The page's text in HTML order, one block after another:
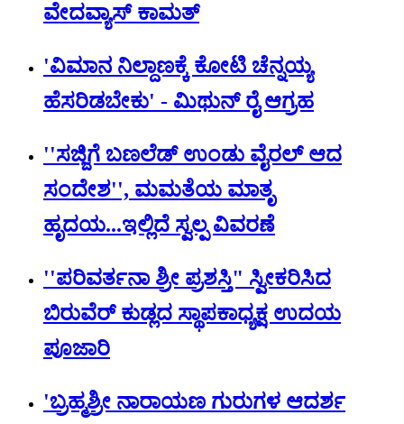
ವೇದವ್ಯಾಸ್ ಕಾಮತ್
'ವಿಮಾನ ನಿಲ್ದಾಣಕ್ಕೆ ಕೋಟಿ ಚೆನ್ನಯ್ಯ
ಹೆಸರಿಡಬೇಕು' - ಮಿಥುನ್ ರೈ ಆಗ್ರಹ
''ಸಜ್ಜಿಗೆ ಬಣಲೆಡ್ ಉಂಡು ವೈರಲ್ ಆದ
ಸಂದೇಶ'', ಮಮತೆಯ ಮಾತೃ
ಹೃದಯ...ಇಲ್ಲಿದೆ ಸ್ವಲ್ಪ ವಿವರಣೆ
''ಪರಿವರ್ತನಾ ಶ್ರೀ ಪ್ರಶಸ್ತಿ" ಸ್ವೀಕರಿಸಿದ
ಬಿರುವೆರ್ ಕುಡ್ಲದ ಸ್ಥಾಪಕಾಧ್ಯಕ್ಷ ಉದಯ
ಪೂಜಾರಿ
'ಬ್ರಹ್ಮಶ್ರೀ ನಾರಾಯಣ ಗುರುಗಳ ಆದರ್ಶ